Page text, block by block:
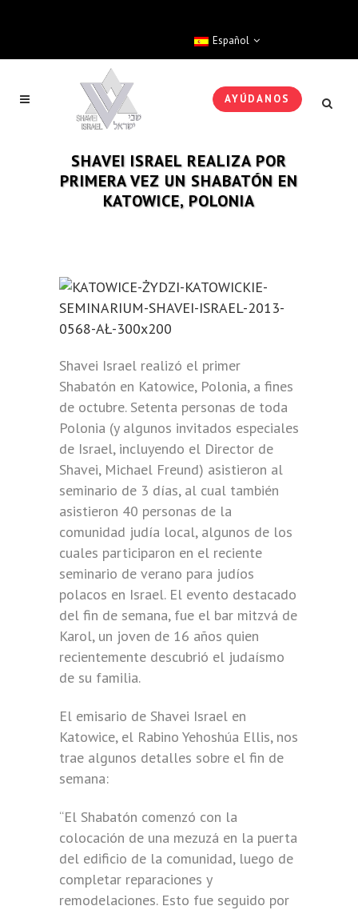
Español
AYÚDANOS
SHAVEI ISRAEL REALIZA POR
PRIMERA VEZ UN SHABATÓN EN
KATOWICE, POLONIA
Shavei Israel realizó el primer
Shabatón en Katowice, Polonia, a fines
de octubre. Setenta personas de toda
Polonia (y algunos invitados especiales
de Israel, incluyendo el Director de
Shavei, Michael Freund) asistieron al
seminario de 3 días, al cual también
asistieron 40 personas de la
comunidad judía local, algunos de los
cuales participaron en el reciente
seminario de verano para judíos
polacos en Israel. El evento destacado
del fin de semana, fue el bar mitzvá de
Karol, un joven de 16 años quien
recientemente descubrió el judaísmo
de su familia.
El emisario de Shavei Israel en
Katowice, el Rabino Yehoshúa Ellis, nos
trae algunos detalles sobre el fin de
semana:
“El Shabatón comenzó con la
colocación de una mezuzá en la puerta
del edificio de la comunidad, luego de
completar reparaciones y
remodelaciones. Esto fue seguido por